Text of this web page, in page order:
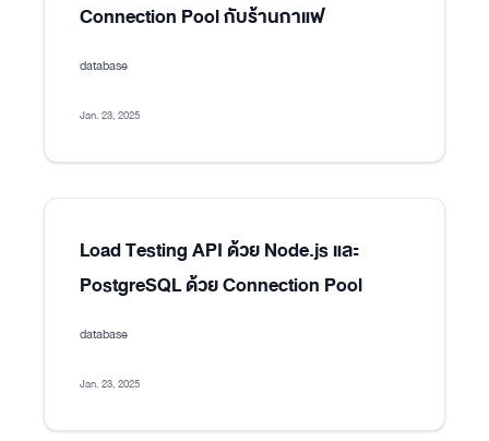
Connection Pool กับร้านกาแฟ
database
Jan. 23, 2025
Load Testing API ด้วย Node.js และ
PostgreSQL ด้วย Connection Pool
database
Jan. 23, 2025